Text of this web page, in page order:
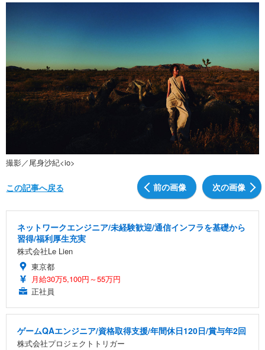
撮影／尾身沙紀<io>
前の画像 次の画像
この記事へ戻る
ネットワークエンジニア/未経験歓迎/通信インフラを基礎から
習得/福利厚生充実
株式会社Le Lien
東京都
月給30万5,100円～55万円
正社員
ゲームQAエンジニア/資格取得支援/年間休日120日/賞与年2回
株式会社プロジェクトトリガー